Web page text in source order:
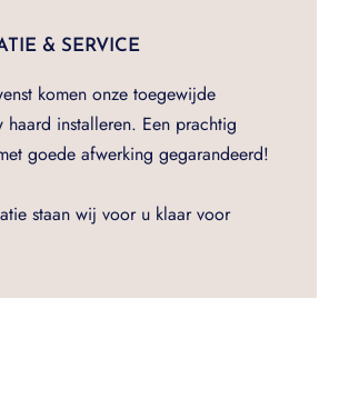
& SERVICE
komen onze toegewijde
haard installeren. Een prachtig
goede afwerking gegarandeerd!
staan wij voor u klaar voor